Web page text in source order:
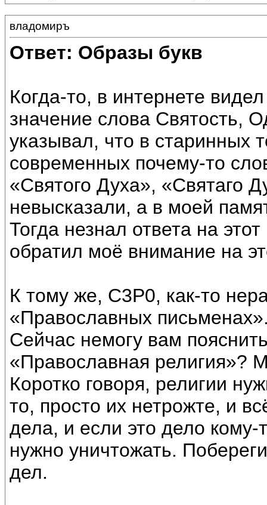
владомиръ
Ответ: Образы букв
Когда-то, в интернете
значение слова Святость,
указывал, что в старинных
современных почему-то
«Святого Духа», «Святаго
невысказали, а в моей
Тогда незнал ответа на
обратил моё внимание на
К тому же, С3Р0, как-то
«Православных
Сейчас немогу вам
«Православная религия»?
Коротко говоря, религии
то, просто их нетрожте, и
дела, и если это дело кому-
нужно уничтожать.
дел.